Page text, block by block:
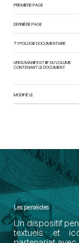
PREMIÈRE PAGE
DERNIÈRE PAGE
TYPOLOGIE DOCUMENTAIRE
URI DU MANIFEST IIIF DU VOLUME
CONTENANT LE DOCUMENT
MODIFIÉ LE
Les perséides
Un dispositif
textuels et